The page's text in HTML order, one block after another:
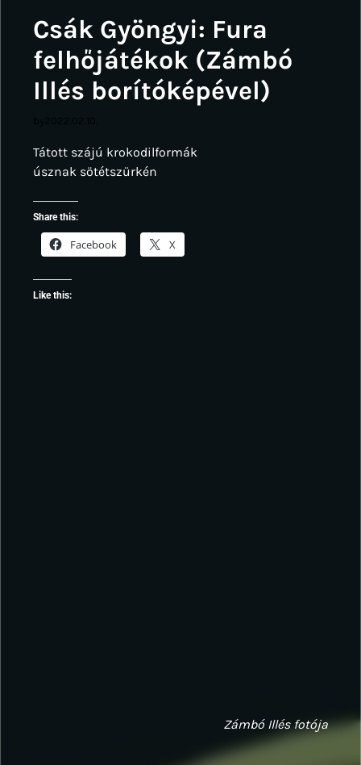
Csák Gyöngyi: Fura
felhőjátékok (Zámbó
Illés borítóképével)
Tátott szájú krokodilformák
úsznak sötétszürkén
Share this:
Facebook X
Like this:
Zámbó Illés fotója